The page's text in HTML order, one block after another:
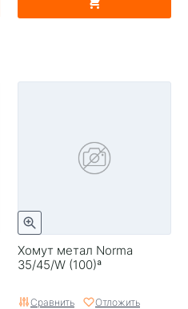
Хомут метал Norma
35/45/W (100)ª
Сравнить Отложить